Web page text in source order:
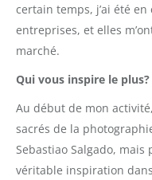
certain temps, j’ai été
entreprises, et elles
marché.
Qui vous inspire le plus?
Au début de mon
sacrés de la
Sebastiao Salgado,
véritable inspiration